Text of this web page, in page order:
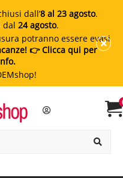
dall’8 al 23 agosto.
dal 24 agosto.
potranno essere evasi
👉 Clicca qui per